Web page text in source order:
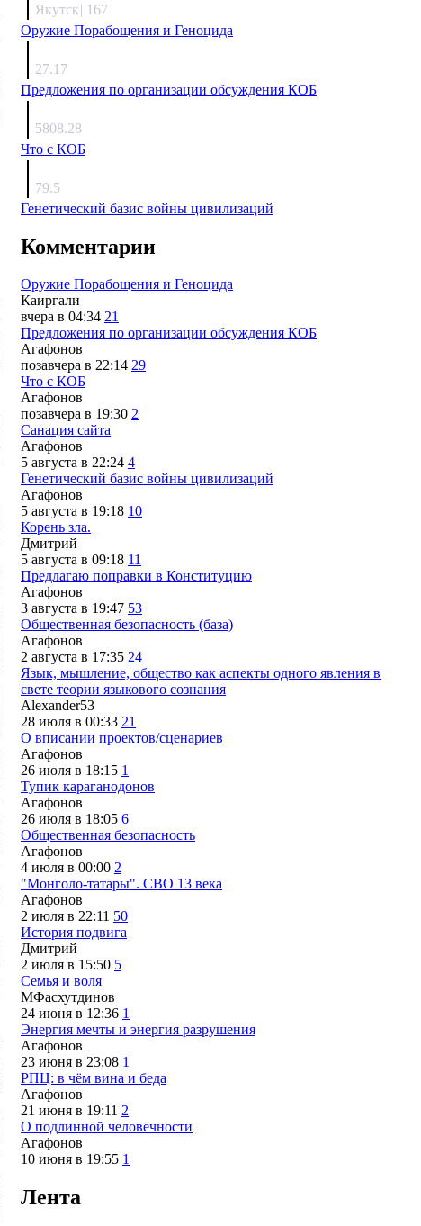
Якутск| 167
Оружие Порабощения и Геноцида
27.17
Предложения по организации обсуждения КОБ
5808.28
Что с КОБ
79.5
Генетический базис войны цивилизаций
Комментарии
Оружие Порабощения и Геноцида
Каиргали
вчера в 04:34 21
Предложения по организации обсуждения КОБ
Агафонов
позавчера в 22:14 29
Что с КОБ
Агафонов
позавчера в 19:30 2
Санация сайта
Агафонов
5 августа в 22:24 4
Генетический базис войны цивилизаций
Агафонов
5 августа в 19:18 10
Корень зла.
Дмитрий
5 августа в 09:18 11
Предлагаю поправки в Конституцию
Агафонов
3 августа в 19:47 53
Общественная безопасность (база)
Агафонов
2 августа в 17:35 24
Язык, мышление, общество как аспекты одного явления в
свете теории языкового сознания
Alexander53
28 июля в 00:33 21
О вписании проектов/сценариев
Агафонов
26 июля в 18:15 1
Тупик караганодонов
Агафонов
26 июля в 18:05 6
Общественная безопасность
Агафонов
4 июля в 00:00 2
"Монголо-татары". СВО 13 века
Агафонов
2 июля в 22:11 50
История подвига
Дмитрий
2 июля в 15:50 5
Семья и воля
МФасхутдинов
24 июня в 12:36 1
Энергия мечты и энергия разрушения
Агафонов
23 июня в 23:08 1
РПЦ: в чём вина и беда
Агафонов
21 июня в 19:11 2
О подлинной человечности
Агафонов
10 июня в 19:55 1
Лента